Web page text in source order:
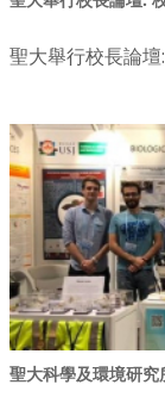
聖大舉行校長論
聖大科學及環境研